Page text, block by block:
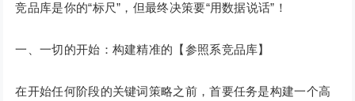
竞品库是你的“标尺”，但最终决策要“用数据说话”！
一、一切的开始：构建精准的【参照系竞品库】
在开始任何阶段的关键词策略之前，首要任务是构建一个高